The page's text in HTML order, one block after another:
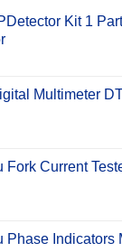
Kit 1
Multimeter
Fork Current
Phase Indicators